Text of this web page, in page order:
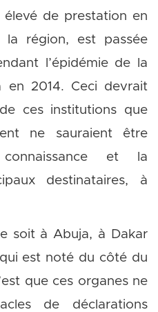
de prestation en
la région, est passée
l’épidémie de la
en 2014. Ceci devrait
ces institutions que
ne sauraient être
et la
destinataires, à
soit à Abuja, à Dakar
est noté du côté du
que ces organes ne
de déclarations